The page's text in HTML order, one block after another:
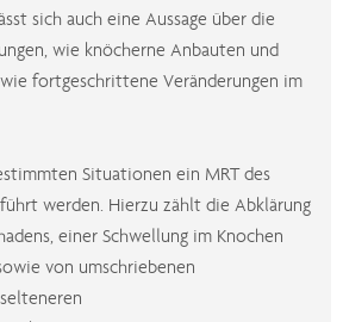
sich auch eine Aussage über die
wie knöcherne Anbauten und
fortgeschrittene Veränderungen im
Situationen ein MRT des
werden. Hierzu zählt die Abklärung
einer Schwellung im Knochen
von umschriebenen